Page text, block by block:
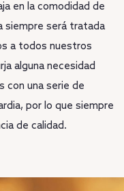
en la comodidad de
siempre será tratada
a todos nuestros
alguna necesidad
con una serie de
por lo que siempre
de calidad.